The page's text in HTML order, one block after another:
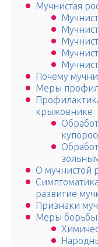
Мучнистая
Почему
Меры
крыжовнике
О мучнистой
развитие
Признаки
Меры борьбы